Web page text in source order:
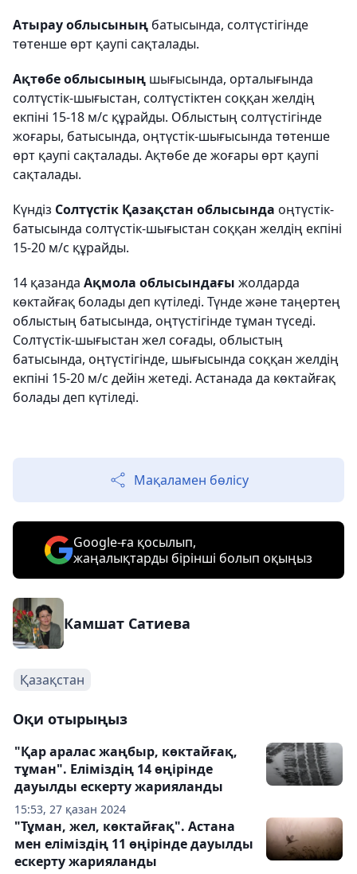
Атырау облысының батысында, солтүстігінде
төтенше өрт қаупі сақталады.
Ақтөбе облысының шығысында, орталығында
солтүстік-шығыстан, солтүстіктен соққан желдің
екпіні 15-18 м/с құрайды. Облыстың солтүстігінде
жоғары, батысында, оңтүстік-шығысында төтенше
өрт қаупі сақталады. Ақтөбе де жоғары өрт қаупі
сақталады.
Күндіз Солтүстік Қазақстан облысында оңтүстік-
батысында солтүстік-шығыстан соққан желдің екпіні
15-20 м/с құрайды.
14 қазанда Ақмола облысындағы жолдарда
көктайғақ болады деп күтіледі. Түнде және таңертең
облыстың батысында, оңтүстігінде тұман түседі.
Солтүстік-шығыстан жел соғады, облыстың
батысында, оңтүстігінде, шығысында соққан желдің
екпіні 15-20 м/с дейін жетеді. Астанада да көктайғақ
болады деп күтіледі.
Мақаламен бөлісу
Google-ға қосылып,
жаңалықтарды бірінші болып оқыңыз
Камшат Сатиева
Қазақстан
Оқи отырыңыз
15:53, 27 қазан 2024
"Қар аралас жаңбыр, көктайғақ,
тұман". Еліміздің 14 өңірінде
дауылды ескерту жарияланды
"Тұман, жел, көктайғақ". Астана
мен еліміздің 11 өңірінде дауылды
ескерту жарияланды